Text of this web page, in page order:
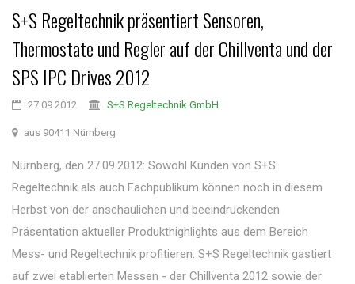
S+S Regeltechnik präsentiert Sensoren,
Thermostate und Regler auf der Chillventa und der
SPS IPC Drives 2012
27.09.2012 S+S Regeltechnik GmbH
aus 90411 Nürnberg
Nürnberg, den 27.09.2012: Sowohl Kunden von S+S
Regeltechnik als auch Fachpublikum können noch in diesem
Herbst von der anschaulichen und beeindruckenden
Präsentation aktueller Produkthighlights aus dem Bereich
Mess- und Regeltechnik profitieren. S+S Regeltechnik gastiert
auf zwei etablierten Messen - der Chillventa 2012 sowie der